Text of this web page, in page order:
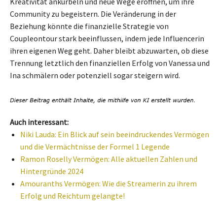
Community zu begeistern. Die Veränderung in der
Beziehung könnte die finanzielle Strategie von
Coupleontour stark beeinflussen, indem jede Influencerin
ihren eigenen Weg geht. Daher bleibt abzuwarten, ob diese
Trennung letztlich den finanziellen Erfolg von Vanessa und
Ina schmälern oder potenziell sogar steigern wird.
Auch interessant:
Niki Lauda: Ein Blick auf sein beeindruckendes Vermögen
und die Vermächtnisse der Formel 1 Legende
Ramon Roselly Vermögen: Alle aktuellen Zahlen und
Hintergründe 2024
Amouranths Vermögen: Wie die Streamerin zu ihrem
Erfolg und Reichtum gelangte!